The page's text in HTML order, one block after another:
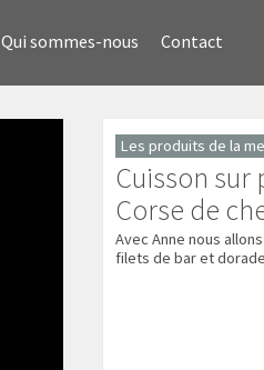
Qui sommes-nous Contact
Les produits de la
Cuisson sur
Corse de
Avec Anne nous
filets de bar et dorade